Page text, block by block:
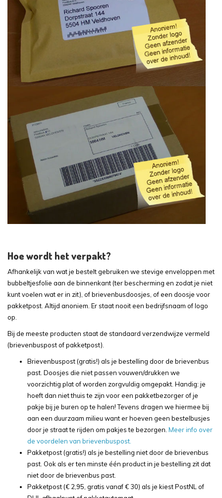
Hoe wordt het verpakt?
Afhankelijk van wat je bestelt gebruiken we stevige enveloppen met
bubbeltjesfolie aan de binnenkant (ter bescherming en zodat je niet
kunt voelen wat er in zit), of brievenbusdoosjes, of een doosje voor
pakketpost. Altijd anoniem. Er staat nooit een bedrijfsnaam of logo
op.
Bij de meeste producten staat de standaard verzendwijze vermeld
(brievenbuspost of pakketpost).
Brievenbuspost (gratis!) als je bestelling door de brievenbus
past. Doosjes die niet passen vouwen/drukken we
voorzichtig plat of worden zorgvuldig omgepakt. Handig: je
hoeft dan niet thuis te zijn voor een pakketbezorger of je
pakje bij je buren op te halen! Tevens dragen we hiermee bij
aan een duurzaam milieu want er hoeven geen bestelbusjes
door je straat te rijden om pakjes te bezorgen. Meer info over
de voordelen van brievenbuspost.
Pakketpost (gratis!) als je bestelling niet door de brievenbus
past. Ook als er ten minste één product in je bestelling zit dat
niet door de brievenbus past.
Pakketpost (€ 2,95, gratis vanaf € 30) als je kiest PostNL of